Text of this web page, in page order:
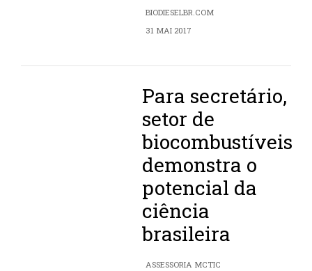
BIODIESELBR.COM
31 MAI 2017
Para secretário,
setor de
biocombustíveis
demonstra o
potencial da
ciência
brasileira
ASSESSORIA MCTIC